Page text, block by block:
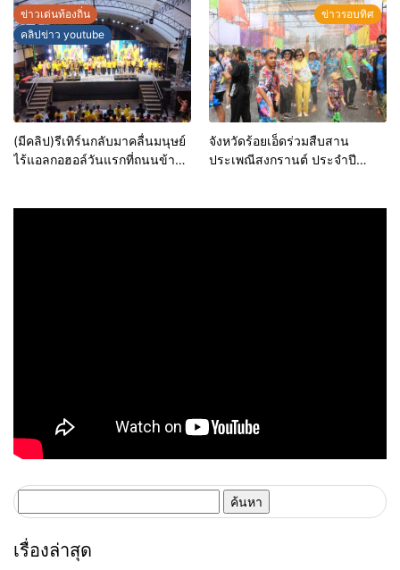
2 เครื่อง
ข่าวเด่นท้องถิ่น
คลิปข่าว youtube
(มีคลิป)รีเทิร์นกลับมาคลื่นมนุษย์
ไร้แอลกอฮอล์วันแรกที่ถนนข้าว
ข่าวรอบทิศ
จังหวัดร้อยเอ็ดร่วมสืบสาน
ประเพณีสงกรานต์ ประจำปี
สำหรับ:
เรื่องล่าสุด